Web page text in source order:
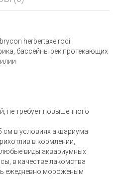
herbertaxelrodi
бассейны рек протекающих
не требует повышенного
в условиях аквариума
в кормлении,
виды аквариумных
в качестве лакомства
ежедневно мороженым